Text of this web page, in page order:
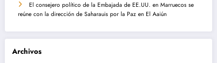
El consejero político de la Embajada de EE.UU. en Marruecos se
reúne con la dirección de Saharauis por la Paz en El Aaiún
Archivos